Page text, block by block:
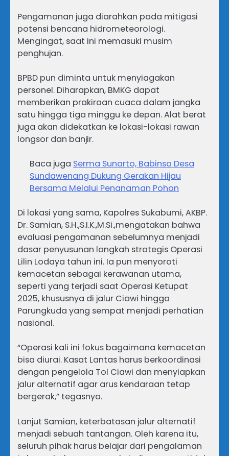
Pengamanan juga diarahkan pada mitigasi
potensi bencana hidrometeorologi.
Mengingat, saat ini memasuki musim
penghujan.
BPBD pun diminta untuk menyiagakan
personel. Diharapkan, BMKG dapat
memberikan prakiraan cuaca dalam jangka
satu hingga tiga minggu ke depan. Alat berat
juga akan didekatkan ke lokasi-lokasi rawan
longsor dan banjir.
Baca juga Serma Sunarto, Babinsa Desa
Sundawenang Dukung Gerakan Hijau
Bersama Melalui Penanaman Pohon
Di lokasi yang sama, Kapolres Sukabumi, AKBP.
Dr. Samian, S.H.,S.I.K.,M.Si.,mengatakan bahwa
evaluasi pengamanan sebelumnya menjadi
dasar penyusunan langkah strategis Operasi
Lilin Lodaya tahun ini. Ia pun menyoroti
kemacetan sebagai kerawanan utama,
seperti yang terjadi saat Operasi Ketupat
2025, khususnya di jalur Ciawi hingga
Parungkuda yang sempat menjadi perhatian
nasional.
“Operasi kali ini fokus bagaimana kemacetan
bisa diurai. Kasat Lantas harus berkoordinasi
dengan pengelola Tol Ciawi dan menyiapkan
jalur alternatif agar arus kendaraan tetap
bergerak,” tegasnya.
Lanjut Samian, keterbatasan jalur alternatif
menjadi sebuah tantangan. Oleh karena itu,
seluruh pihak harus belajar dari pengalaman